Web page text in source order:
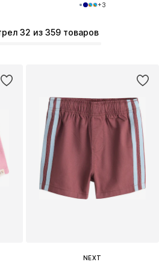
+3
32 из 359 товаров
NEXT